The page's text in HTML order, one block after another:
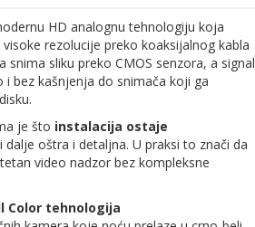
HD analognu tehnologiju koja
rezolucije preko koaksijalnog kabla
snima sliku preko CMOS senzora, a signal
i bez kašnjenja do snimača koji ga
je što instalacija ostaje
dalje oštra i detaljna. U praksi to znači da
video nadzor bez kompleksne
Color tehnologija